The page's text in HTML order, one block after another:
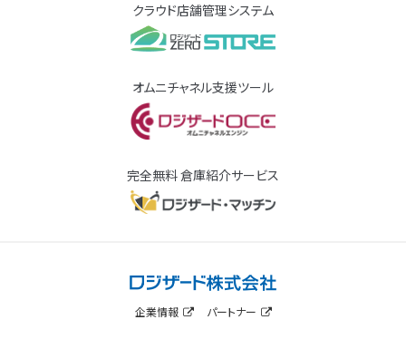
クラウド店舗管理システム
オムニチャネル支援ツール
完全無料 倉庫紹介サービス
企業情報 パートナー